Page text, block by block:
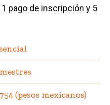
pago de inscripción y 5
(pesos mexicanos)